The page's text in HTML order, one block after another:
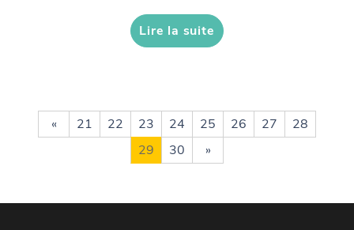
Lire la suite
« 21 22 23 24 25 26 27
28
29
30 »